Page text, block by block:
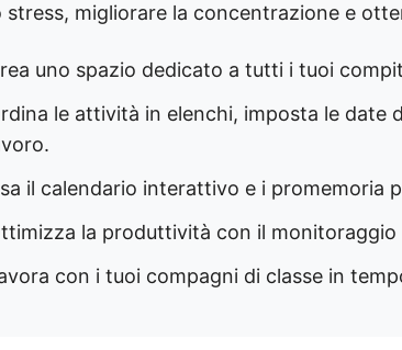
stress, migliorare la concentrazione e
uno spazio dedicato a tutti i tuoi
le attività in elenchi, imposta le date
il calendario interattivo e i promemoria
la produttività con il
con i tuoi compagni di classe in